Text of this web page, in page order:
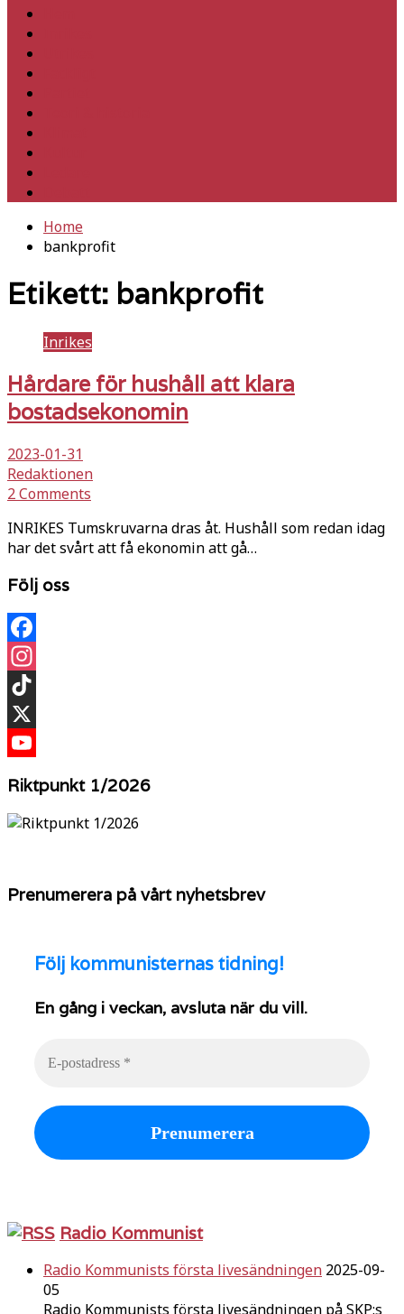
Home
bankprofit
Etikett: bankprofit
Inrikes
Hårdare för hushåll att klara
bostadsekonomin
2023-01-31
Redaktionen
2 Comments
INRIKES Tumskruvarna dras åt. Hushåll som redan idag
har det svårt att få ekonomin att gå…
Följ oss
Facebook
Instagram
TikTok
X
Riktpunkt 1/2026
Prenumerera på vårt nyhetsbrev
Följ kommunisternas tidning!
En gång i veckan, avsluta när du vill.
Radio Kommunist
Radio Kommunists första livesändningen 2025-09-
05
Radio Kommunists första livesändningen på SKP:s